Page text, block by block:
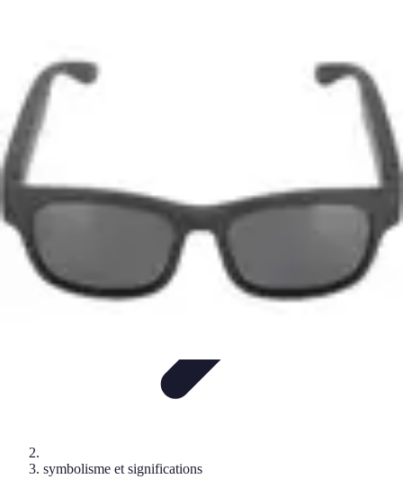
Amour et Cœurs
symbolisme et significations